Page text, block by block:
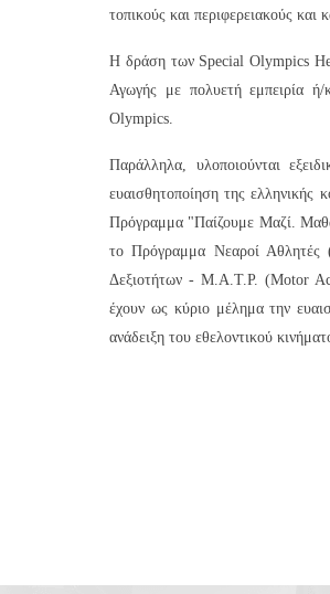
τοπικούς και περιφερειακούς
Η δράση των Special Olympics
Αγωγής με πολυετή εμπειρία ή/
Olympics.
Παράλληλα, υλοποιούνται
ευαισθητοποίηση της
Πρόγραμμα "Παίζουμε Μαζί.
το Πρόγραμμα Νεαροί Αθλητές
Δεξιοτήτων - M.A.T.P. (Motor
έχουν ως κύριο μέλημα την
ανάδειξη του εθελοντικού